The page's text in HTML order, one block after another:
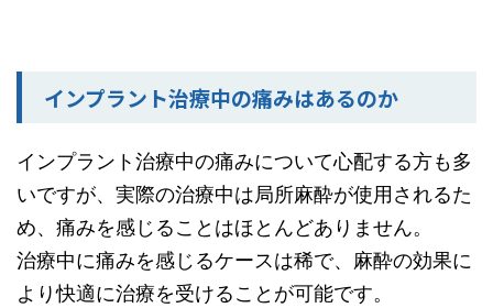
インプラント治療中の痛みはあるのか
インプラント治療中の痛みについて心配する方も多
いですが、実際の治療中は局所麻酔が使用されるた
め、痛みを感じることはほとんどありません。
治療中に痛みを感じるケースは稀で、麻酔の効果に
より快適に治療を受けることが可能です。